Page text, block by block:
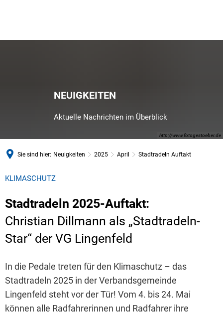
http://www.fotogestoeber.de
NEUIGKEITEN
Aktuelle Nachrichten im Überblick
Sie sind hier: Neuigkeiten 2025 April Stadtradeln Auftakt
KLIMASCHUTZ
Stadtradeln 2025-Auftakt:
Christian Dillmann als „Stadtradeln-
Star“ der VG Lingenfeld
In die Pedale treten für den Klimaschutz – das
Stadtradeln 2025 in der Verbandsgemeinde
Lingenfeld steht vor der Tür! Vom 4. bis 24. Mai
können alle Radfahrerinnen und Radfahrer ihre